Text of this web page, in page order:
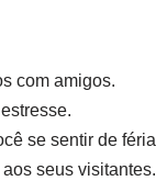
com amigos.
se sentir de
seus visitantes.